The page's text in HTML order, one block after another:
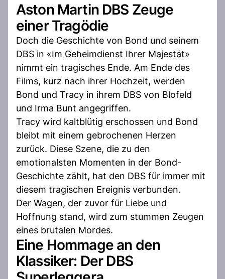
Aston Martin DBS Zeuge
einer Tragödie
Doch die Geschichte von Bond und seinem
DBS in «Im Geheimdienst Ihrer Majestät»
nimmt ein tragisches Ende. Am Ende des
Films, kurz nach ihrer Hochzeit, werden
Bond und Tracy in ihrem DBS von Blofeld
und Irma Bunt angegriffen.
Tracy wird kaltblütig erschossen und Bond
bleibt mit einem gebrochenen Herzen
zurück. Diese Szene, die zu den
emotionalsten Momenten in der Bond-
Geschichte zählt, hat den DBS für immer mit
diesem tragischen Ereignis verbunden.
Der Wagen, der zuvor für Liebe und
Hoffnung stand, wird zum stummen Zeugen
eines brutalen Mordes.
Eine Hommage an den
Klassiker: Der DBS